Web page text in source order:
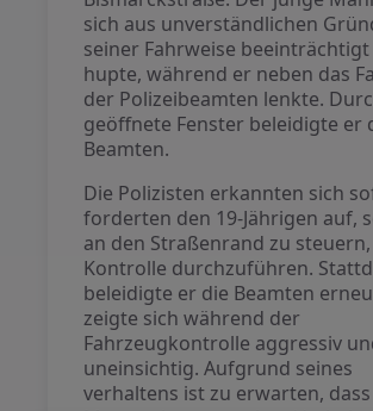
sich aus unverständlichen
seiner Fahrweise
hupte, während er neben das
der Polizeibeamten lenkte.
geöffnete Fenster beleidigte er
Beamten.
Die Polizisten erkannten sich
forderten den 19-Jährigen auf,
an den Straßenrand zu
Kontrolle durchzuführen.
beleidigte er die Beamten
zeigte sich während der
Fahrzeugkontrolle aggressiv
uneinsichtig. Aufgrund seines
verhaltens ist zu erwarten,